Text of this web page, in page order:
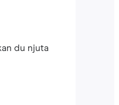
du njuta